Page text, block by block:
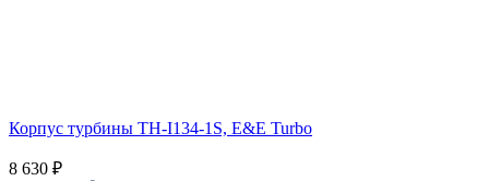
Корпус турбины TH-I134-1S, E&E Turbo
8 630 ₽